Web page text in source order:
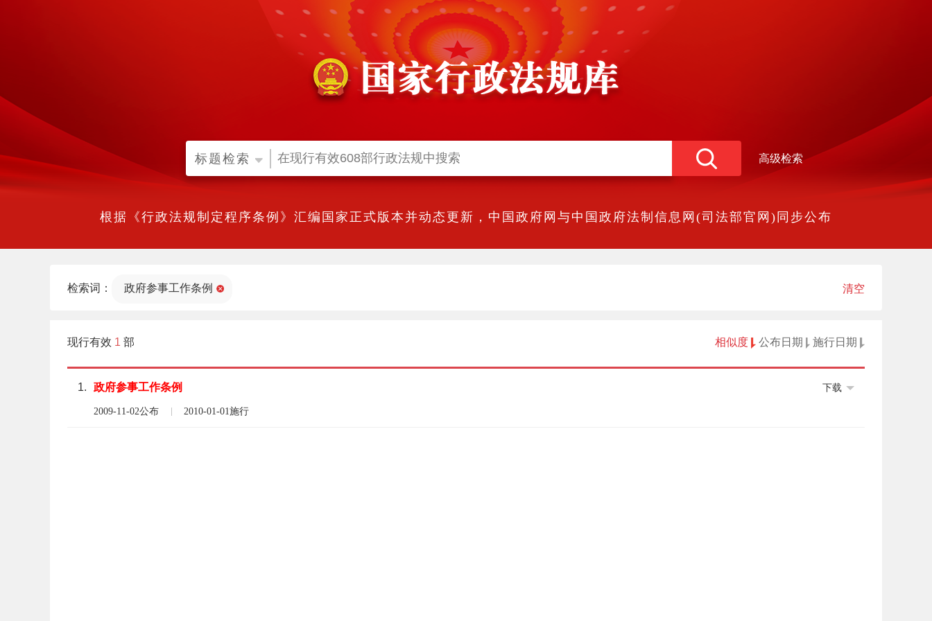
标题检索 高级检索
根据《行政法规制定程序条例》汇编国家正式版本并动态更新，中国政府网与中国政府法制信息网(司法部官网)同步公布
检索词： 政府参事工作条例 清空
现行有效 1 部 相似度 公布日期 施行日期
1. 政府参事工作条例
2009-11-02公布 2010-01-01施行
下载